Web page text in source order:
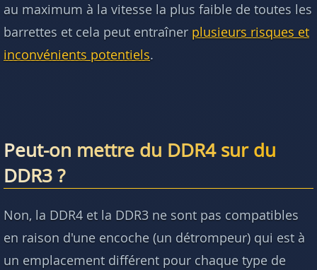
au maximum à la vitesse la plus faible de toutes les
barrettes et cela peut entraîner plusieurs risques et
inconvénients potentiels.
Peut-on mettre du DDR4 sur du
DDR3 ?
Non, la DDR4 et la DDR3 ne sont pas compatibles
en raison d'une encoche (un détrompeur) qui est à
un emplacement différent pour chaque type de